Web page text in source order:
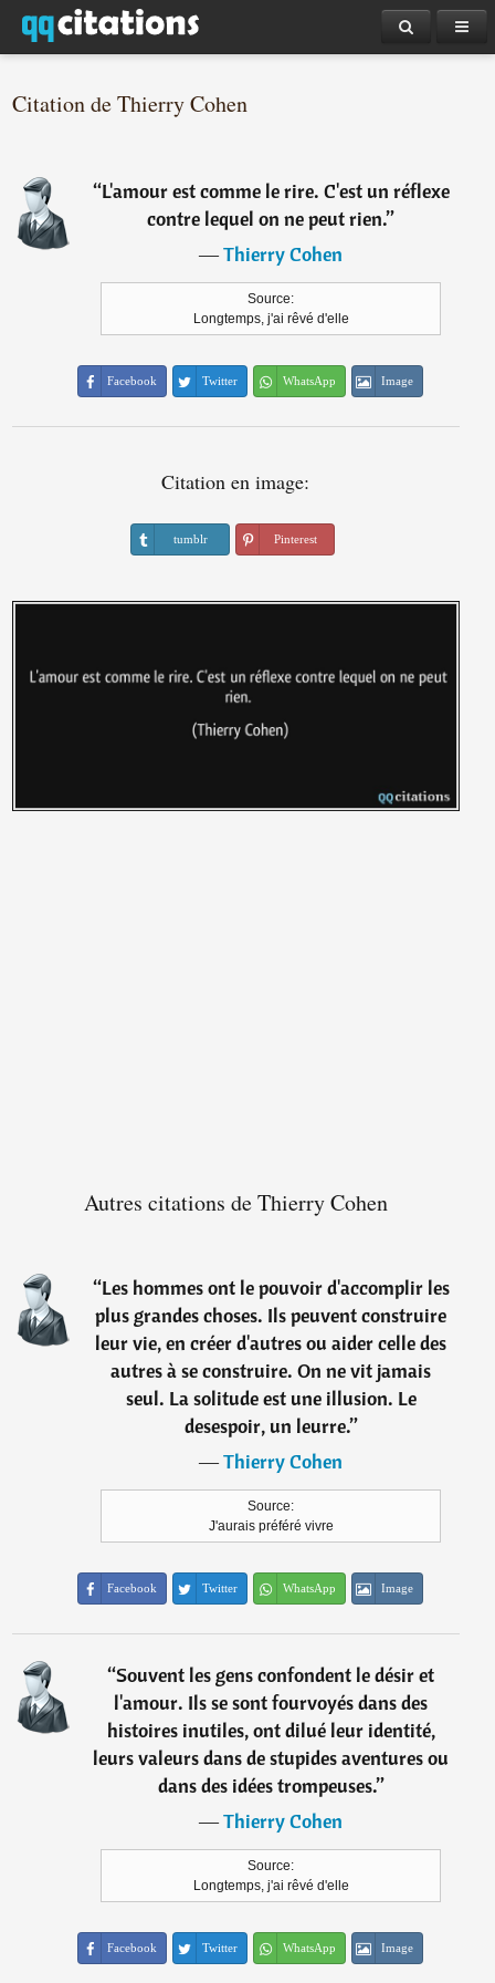
Citation de Thierry Cohen
“L'amour est comme le rire. C'est un réflexe
contre lequel on ne peut rien.”
―Thierry Cohen
Source:
Longtemps, j'ai rêvé d'elle
Facebook Twitter WhatsApp Image
Citation en image:
tumblr Pinterest
Autres citations de Thierry Cohen
“Les hommes ont le pouvoir d'accomplir les
plus grandes choses. Ils peuvent construire
leur vie, en créer d'autres ou aider celle des
autres à se construire. On ne vit jamais
seul. La solitude est une illusion. Le
desespoir, un leurre.”
―Thierry Cohen
Source:
J'aurais préféré vivre
Facebook Twitter WhatsApp Image
“Souvent les gens confondent le désir et
l'amour. Ils se sont fourvoyés dans des
histoires inutiles, ont dilué leur identité,
leurs valeurs dans de stupides aventures ou
dans des idées trompeuses.”
―Thierry Cohen
Source:
Longtemps, j'ai rêvé d'elle
Facebook Twitter WhatsApp Image